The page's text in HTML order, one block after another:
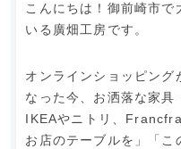
こんにちは！御前崎市で
いる廣畑工房です。
オンラインショッピング
なった今、お洒落な家具
IKEAやニトリ、
お店のテーブルを」「こ